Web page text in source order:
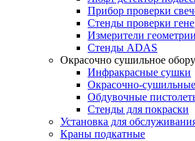
Прибор проверки
Стенды проверки
Измерители
Стенды ADAS
Окрасочно сушильное
Инфракрасные сушки
Окрасочно-
Обдувочные
Стенды для покраски
Установка для
Краны подкатные